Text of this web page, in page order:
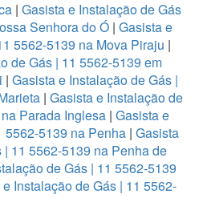
| Gasista e Instalação de Gás
Senhora do Ó| Gasista e
5562-5139 na Mova Piraju |
de Gás | 11 5562-5139 em
| Gasista e Instalação de Gás |
| Gasista e Instalação de
Parada Inglesa | Gasista e
5562-5139 na Penha | Gasista
11 5562-5139 na Penha de
de Gás | 11 5562-5139
Instalação de Gás | 11 5562-